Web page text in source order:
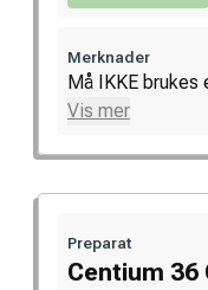
Merknader
Må IKKE
Vis mer
Preparat
Centium 36